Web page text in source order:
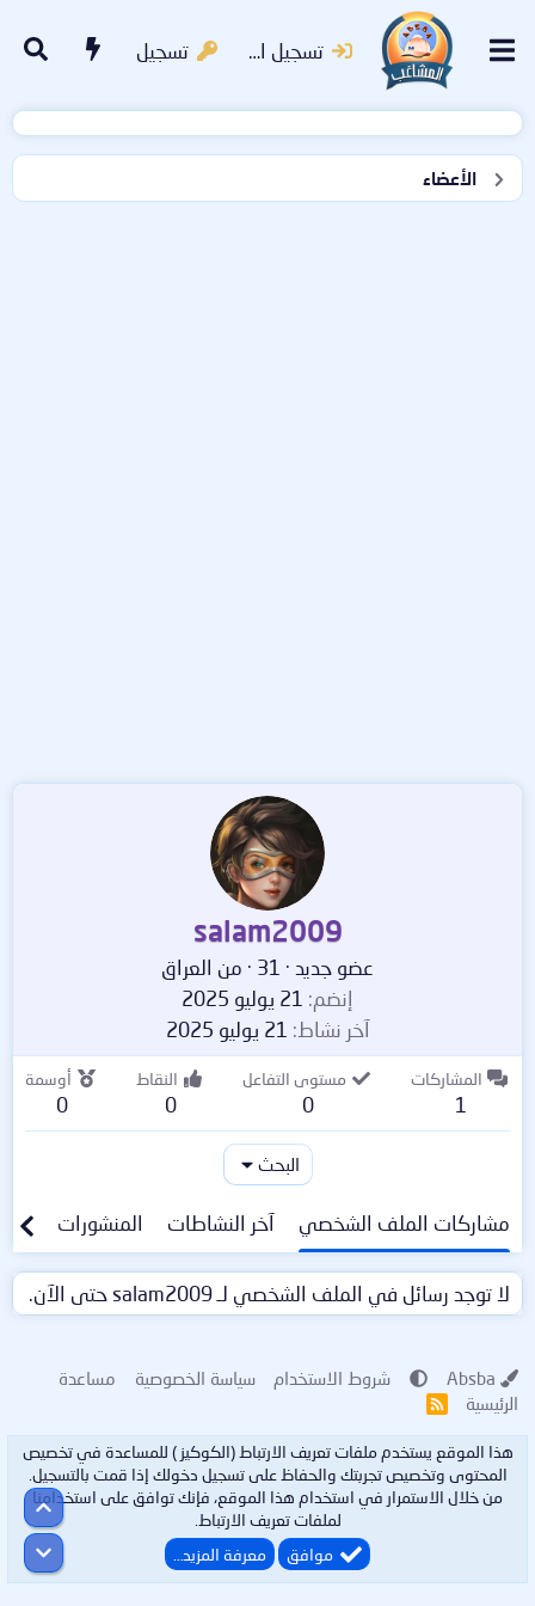
تسجيل الدخول تسجيل
الأعضاء
salam2009
عضو جديد ·
· من العراق
إنضم 21 يوليو 2025
آخر نشاط 21 يوليو 2025
المشاركات
1
مستوى التفاعل
0
النقاط
0
أوسمة
0
البحث
مشاركات الملف الشخصي آخر النشاطات المنشورات
لا توجد رسائل في الملف الشخصي لـ salam2009 حتى الآن.
شروط الاستخدام سياسة الخصوصية
مساعدة
الرئيسية
R
هذا الموقع يستخدم ملفات تعريف الارتباط (الكوكيز ) للمساعدة في تخصيص
المحتوى وتخصيص تجربتك والحفاظ على تسجيل دخولك إذا قمت بالتسجيل.
من خلال الاستمرار في استخدام هذا الموقع، فإنك توافق على استخدامنا
لملفات تعريف الارتباط.
موافق
معرفة المزيد…
أعلى